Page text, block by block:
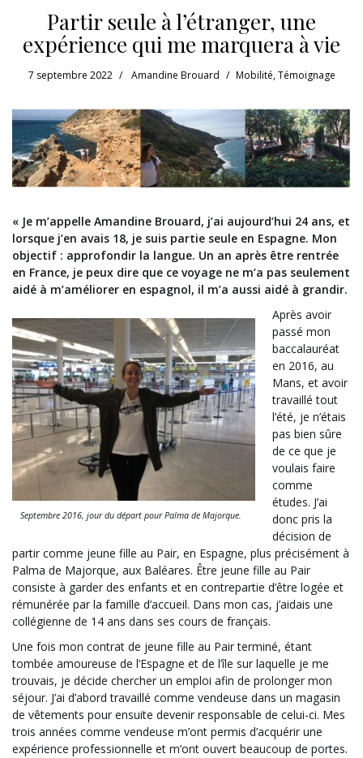
Partir seule à l’étranger, une
expérience qui me marquera à vie
7 septembre 2022 Amandine Brouard Mobilité,Témoignage
« Je m’appelle Amandine Brouard, j’ai aujourd’hui 24 ans, et
lorsque j’en avais 18, je suis partie seule en Espagne. Mon
objectif : approfondir la langue. Un an après être rentrée
en France, je peux dire que ce voyage ne m’a pas seulement
aidé à m’améliorer en espagnol, il m’a aussi aidé à grandir.
Septembre 2016, jour du départ pour Palma de Majorque.
Après avoir
passé mon
baccalauréat
en 2016, au
Mans, et avoir
travaillé tout
l’été, je n’étais
pas bien sûre
de ce que je
voulais faire
comme
études. J’ai
donc pris la
décision de
partir comme jeune fille au Pair, en Espagne, plus précisément à
Palma de Majorque, aux Baléares. Être jeune fille au Pair
consiste à garder des enfants et en contrepartie d’être logée et
rémunérée par la famille d’accueil. Dans mon cas, j’aidais une
collégienne de 14 ans dans ses cours de français.
Une fois mon contrat de jeune fille au Pair terminé, étant
tombée amoureuse de l’Espagne et de l’île sur laquelle je me
trouvais, je décide chercher un emploi afin de prolonger mon
séjour. J’ai d’abord travaillé comme vendeuse dans un magasin
de vêtements pour ensuite devenir responsable de celui-ci. Mes
trois années comme vendeuse m’ont permis d’acquérir une
expérience professionnelle et m’ont ouvert beaucoup de portes.